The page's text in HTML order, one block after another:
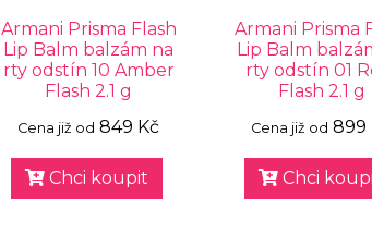
Armani Prisma Flash
Lip Balm balzám na
rty odstín 10 Amber
Flash 2.1 g
Cena již od 849 Kč
Chci koupit
Armani Prisma
Lip Balm
rty odstín 01
Flash 2.1 g
Cena již od 899
Chci